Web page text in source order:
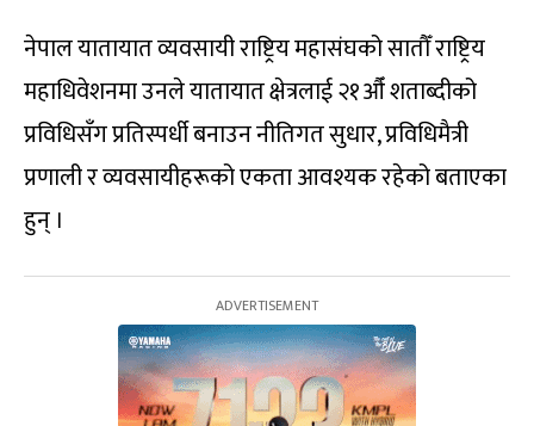
नेपाल यातायात व्यवसायी राष्ट्रिय महासंघको सातौँ राष्ट्रिय
महाधिवेशनमा उनले यातायात क्षेत्रलाई २१औँ शताब्दीको
प्रविधिसँग प्रतिस्पर्धी बनाउन नीतिगत सुधार, प्रविधिमैत्री
प्रणाली र व्यवसायीहरूको एकता आवश्यक रहेको बताएका
हुन् ।